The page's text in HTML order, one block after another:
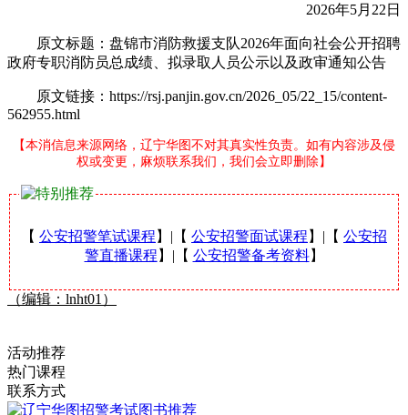
2026年5月22日
原文标题：盘锦市消防救援支队2026年面向社会公开招聘
政府专职消防员总成绩、拟录取人员公示以及政审通知公告
原文链接：https://rsj.panjin.gov.cn/2026_05/22_15/content-
562955.html
【本消信息来源网络，辽宁华图不对其真实性负责。如有内容涉及侵
权或变更，麻烦联系我们，我们会立即删除】
【 公安招警笔试课程 】|【 公安招警面试课程 】|【 公安招
警直播课程 】|【 公安招警备考资料】
（编辑：lnht01）
活动推荐
热门课程
联系方式